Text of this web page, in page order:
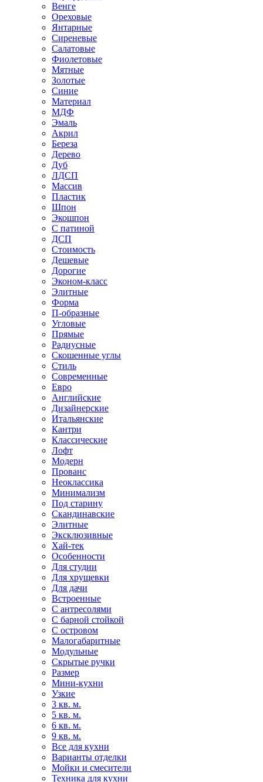
Венге
Ореховые
Янтарные
Сиреневые
Салатовые
Фиолетовые
Мятные
Золотые
Синие
Материал
МДФ
Эмаль
Акрил
Береза
Дерево
Дуб
ЛДСП
Массив
Пластик
Шпон
Экошпон
С патиной
ДСП
Стоимость
Дешевые
Дорогие
Эконом-класс
Элитные
Форма
П-образные
Угловые
Прямые
Радиусные
Скошенные углы
Стиль
Современные
Евро
Английские
Дизайнерские
Итальянские
Кантри
Классические
Лофт
Модерн
Прованс
Неоклассика
Минимализм
Под старину
Скандинавские
Элитные
Эксклюзивные
Хай-тек
Особенности
Для студии
Для хрущевки
Для дачи
Встроенные
С антресолями
С барной стойкой
С островом
Малогабаритные
Модульные
Скрытые ручки
Размер
Мини-кухни
Узкие
3 кв. м.
5 кв. м.
6 кв. м.
9 кв. м.
Все для кухни
Варианты отделки
Мойки и смесители
Техника для кухни